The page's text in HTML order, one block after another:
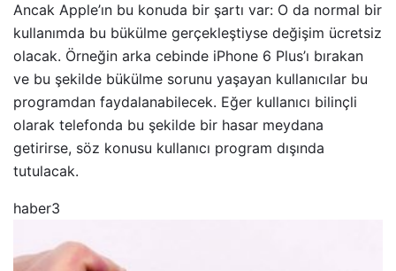
Ancak Apple’ın bu konuda bir şartı var: O da normal bir
kullanımda bu bükülme gerçekleştiyse değişim ücretsiz
olacak. Örneğin arka cebinde iPhone 6 Plus’ı bırakan
ve bu şekilde bükülme sorunu yaşayan kullanıcılar bu
programdan faydalanabilecek. Eğer kullanıcı bilinçli
olarak telefonda bu şekilde bir hasar meydana
getirirse, söz konusu kullanıcı program dışında
tutulacak.
haber3